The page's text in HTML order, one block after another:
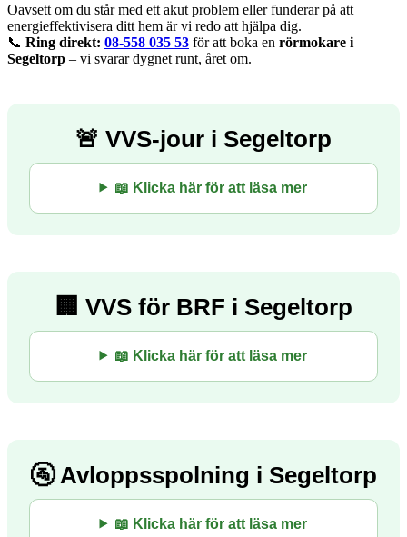
Oavsett om du står med ett akut problem eller funderar på att
energieffektivisera ditt hem är vi redo att hjälpa dig.
📞 Ring direkt: 08-558 035 53 för att boka en rörmokare i
Segeltorp – vi svarar dygnet runt, året om.
🚨 VVS-jour i Segeltorp
📖 Klicka här för att läsa mer
🏢 VVS för BRF i Segeltorp
📖 Klicka här för att läsa mer
🚰 Avloppsspolning i Segeltorp
📖 Klicka här för att läsa mer